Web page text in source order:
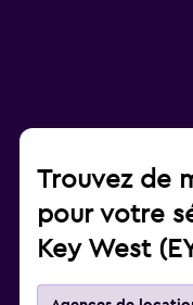
Trouvez de
pour votre
Key West